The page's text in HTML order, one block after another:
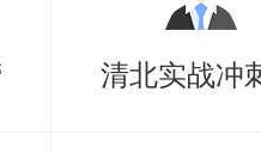
清北实战冲